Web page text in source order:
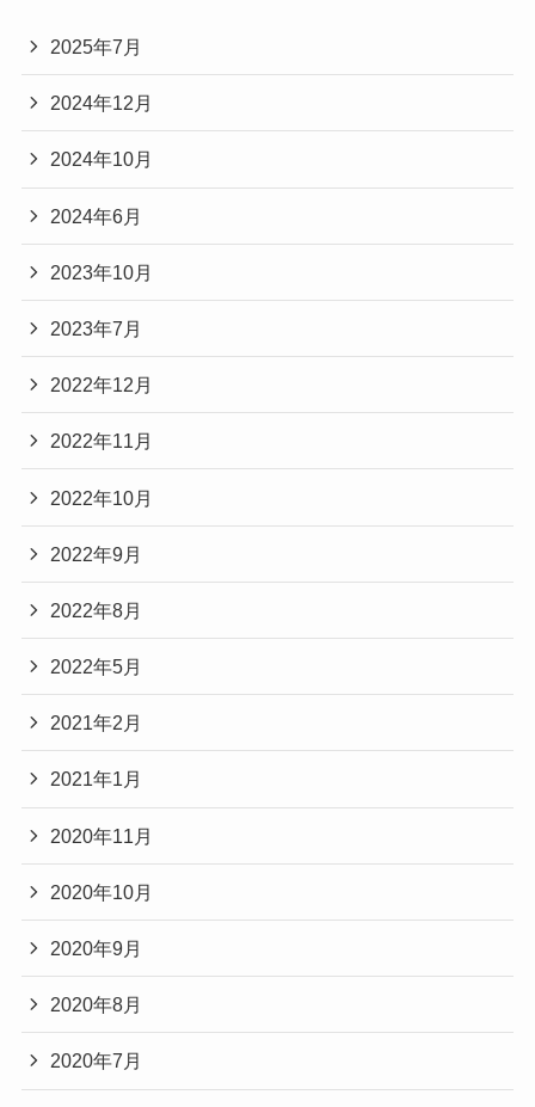
2025年7月
2024年12月
2024年10月
2024年6月
2023年10月
2023年7月
2022年12月
2022年11月
2022年10月
2022年9月
2022年8月
2022年5月
2021年2月
2021年1月
2020年11月
2020年10月
2020年9月
2020年8月
2020年7月